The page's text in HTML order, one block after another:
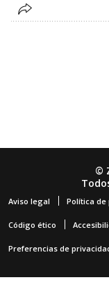
©
Aviso legal Política de
Código ético
Preferencias de